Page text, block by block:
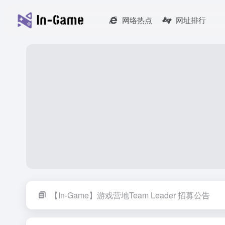
网络热点 网址排行
【In-Game】游戏营地Team Leader 招募公告